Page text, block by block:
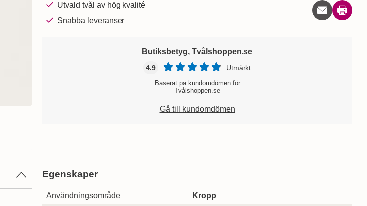
Utvald tvål av hög kvalité
Snabba leveranser
Skriv ut
Butiksbetyg, Tvålshoppen.se
4.9 Utmärkt
Baserat på kundomdömen för
Tvålshoppen.se
Gå till kundomdömen
Egenskaper
Egenskaper/attribut för denna produkt
Attribut Värde
Användningsområde
Kropp